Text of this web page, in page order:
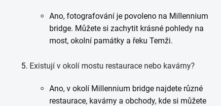
Ano, fotografování je povoleno na Millennium
bridge. Můžete si zachytit krásné pohledy na
most, okolní památky a řeku Temži.
Existují v okolí mostu restaurace nebo kavárny?
Ano, v okolí Millennium bridge najdete různé
restaurace, kavárny a obchody, kde si můžete